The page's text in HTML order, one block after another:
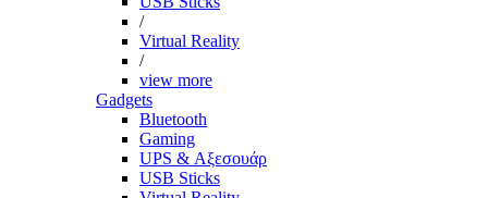
/
Virtual Reality
/
view more
Gadgets
Bluetooth
Gaming
UPS & Αξεσουάρ
USB Sticks